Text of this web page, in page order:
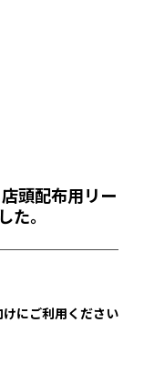
頭配布用リー
た。
￣￣￣￣￣￣￣￣
にご利用ください